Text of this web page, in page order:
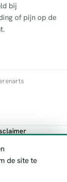
bij
of pijn op de
ter oriëntatie.
de actuele
de site te